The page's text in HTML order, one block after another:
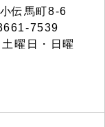
伝馬町8-6
7539
曜日・日曜